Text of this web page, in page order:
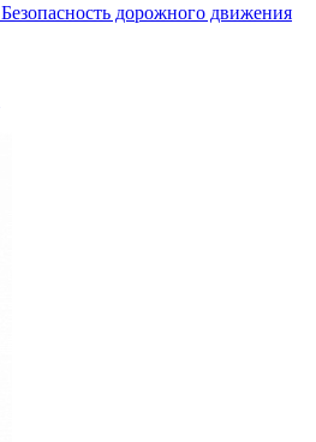
Безопасность дорожного движения